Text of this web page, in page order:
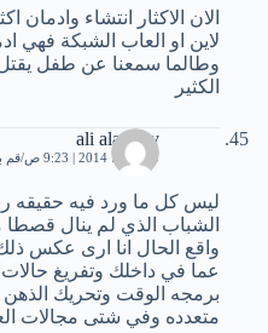
الان الاكثار انتشاء وادمان
لاين او العاب الشبكة فهي
وطالما سمعنا عن طفل
الكثير
ali alamery
5 مارس، 2014 | 9:23 ص قم
ليس كل ما ورد فيه حقيقه
الشباب الذي لم ينال قصطا
واقع الحال انا ارى عكس
عما في داخلك وتفريغ
برمجه الوقت وتحريك
متعدده وفي شتى مجالات